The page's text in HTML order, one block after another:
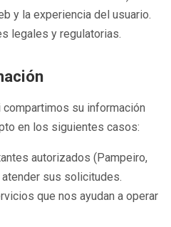
y la experiencia del usuario.
legales y regulatorias.
su información
en los siguientes casos:
autorizados (Pampeiro,
atender sus solicitudes.
que nos ayudan a operar